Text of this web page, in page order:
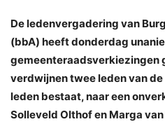
De ledenvergadering van
(bbA) heeft donderdag
gemeenteraadsverkiezingen
verdwijnen twee leden van
leden bestaat, naar een
Solleveld Olthof en Marga